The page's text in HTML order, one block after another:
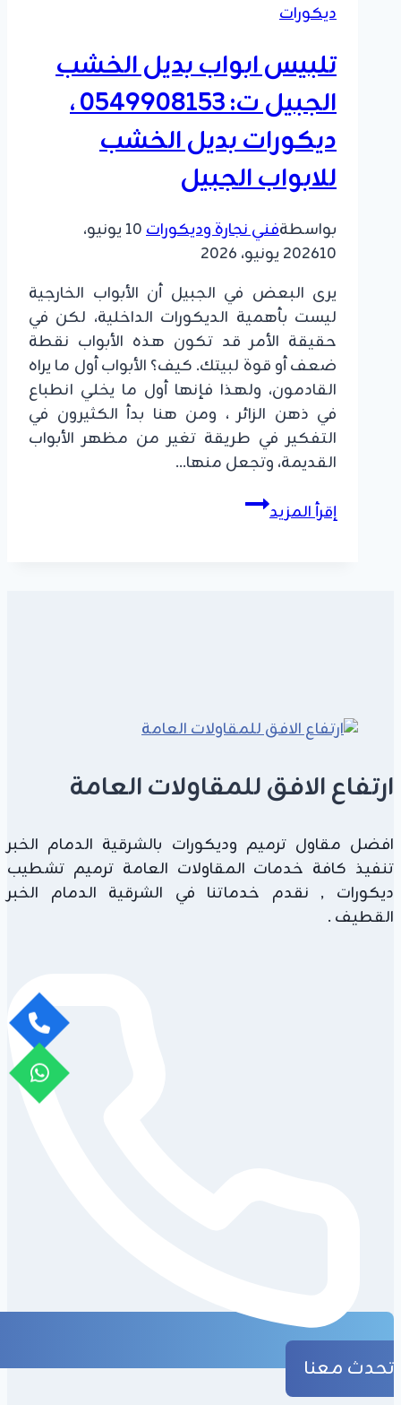
ديكورات
تلبيس ابواب بديل الخشب
الجبيل ت: 0549908153 ،
ديكورات بديل الخشب
للابواب الجبيل
بواسطةفني نجارة وديكورات
10 يونيو،
202610 يونيو، 2026
يرى البعض في الجبيل أن الأبواب الخارجية
ليست بأهمية الديكورات الداخلية، لكن في
حقيقة الأمر قد تكون هذه الأبواب نقطة
ضعف أو قوة لبيتك. كيف؟ الأبواب أول ما يراه
القادمون، ولهذا فإنها أول ما يخلي انطباع
في ذهن الزائر ، ومن هنا بدأ الكثيرون في
التفكير في طريقة تغير من مظهر الأبواب
القديمة، وتجعل منها…
إقرأ المزيدتلبيس
ابواب
بديل
الخشب
الجبيل
ارتفاع الافق للمقاولات العامة
افضل مقاول ترميم وديكورات بالشرقية الدمام الخبر
تنفيذ كافة خدمات المقاولات العامة ترميم تشطيب
ديكورات , نقدم خدماتنا في الشرقية الدمام الخبر
القطيف .
تحدث معنا